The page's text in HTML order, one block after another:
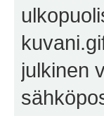
julkinen